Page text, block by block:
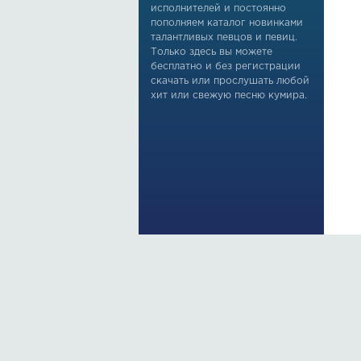
исполнителей и постоянно
пополняем каталог новинками
талантливых певцов и певиц.
Только здесь вы можете
бесплатно и без регистрации
скачать или прослушать любой
хит или свежую песню кумира.